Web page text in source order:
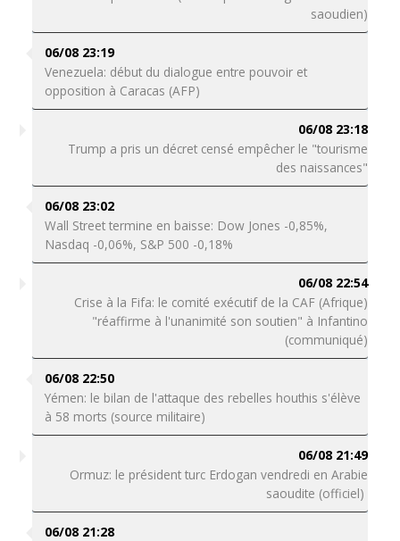
saoudien)
06/08 23:19
Venezuela: début du dialogue entre pouvoir et
opposition à Caracas (AFP)
06/08 23:18
Trump a pris un décret censé empêcher le "tourisme
des naissances"
06/08 23:02
Wall Street termine en baisse: Dow Jones -0,85%,
Nasdaq -0,06%, S&P 500 -0,18%
06/08 22:54
Crise à la Fifa: le comité exécutif de la CAF (Afrique)
"réaffirme à l'unanimité son soutien" à Infantino
(communiqué)
06/08 22:50
Yémen: le bilan de l'attaque des rebelles houthis s'élève
à 58 morts (source militaire)
06/08 21:49
Ormuz: le président turc Erdogan vendredi en Arabie
saoudite (officiel)
06/08 21:28